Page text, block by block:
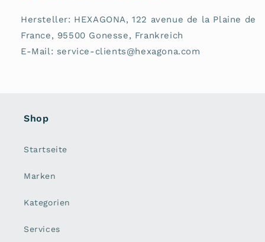
Hersteller: HEXAGONA, 122 avenue de la Plaine de
France, 95500 Gonesse, Frankreich
E-Mail: service-clients@hexagona.com
Shop
Startseite
Marken
Kategorien
Services